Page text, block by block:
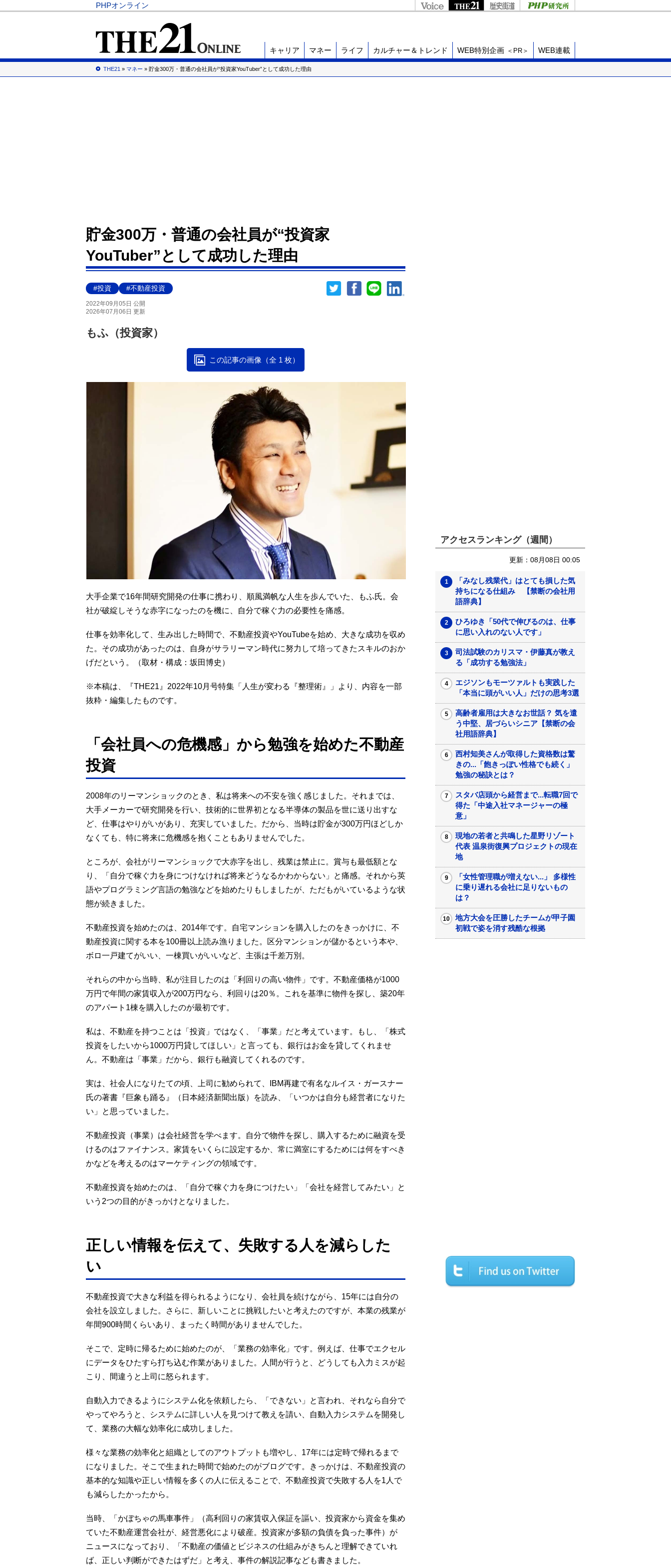
PHPオンライン
キャリア マネー ライフ カルチャー＆トレンド WEB特別企画 ＜PR＞ WEB連載
THE21 » マネー » 貯金300万・普通の会社員が“投資家YouTuber”として成功した理由
貯金300万・普通の会社員が“投資家
YouTuber”として成功した理由
#投資 #不動産投資
2022年09月05日 公開
2026年07月06日 更新
もふ（投資家）
この記事の画像（全 1 枚）
大手企業で16年間研究開発の仕事に携わり、順風満帆な人生を歩んでいた、もふ氏。会
社が破綻しそうな赤字になったのを機に、自分で稼ぐ力の必要性を痛感。
仕事を効率化して、生み出した時間で、不動産投資やYouTubeを始め、大きな成功を収め
た。その成功があったのは、自身がサラリーマン時代に努力して培ってきたスキルのおか
げだという。（取材・構成：坂田博史）
※本稿は、『THE21』2022年10月号特集「人生が変わる『整理術』」より、内容を一部
抜粋・編集したものです。
「会社員への危機感」から勉強を始めた不動産
投資
2008年のリーマンショックのとき、私は将来への不安を強く感じました。それまでは、
大手メーカーで研究開発を行い、技術的に世界初となる半導体の製品を世に送り出すな
ど、仕事はやりがいがあり、充実していました。だから、当時は貯金が300万円ほどしか
なくても、特に将来に危機感を抱くこともありませんでした。
ところが、会社がリーマンショックで大赤字を出し、残業は禁止に。賞与も最低額とな
り、「自分で稼ぐ力を身につけなければ将来どうなるかわからない」と痛感。それから英
語やプログラミング言語の勉強などを始めたりもしましたが、ただもがいているような状
態が続きました。
不動産投資を始めたのは、2014年です。自宅マンションを購入したのをきっかけに、不
動産投資に関する本を100冊以上読み漁りました。区分マンションが儲かるという本や、
ボロ一戸建てがいい、一棟買いがいいなど、主張は千差万別。
それらの中から当時、私が注目したのは「利回りの高い物件」です。不動産価格が1000
万円で年間の家賃収入が200万円なら、利回りは20％。これを基準に物件を探し、築20年
のアパート1棟を購入したのが最初です。
私は、不動産を持つことは「投資」ではなく、「事業」だと考えています。もし、「株式
投資をしたいから1000万円貸してほしい」と言っても、銀行はお金を貸してくれませ
ん。不動産は「事業」だから、銀行も融資してくれるのです。
実は、社会人になりたての頃、上司に勧められて、IBM再建で有名なルイス・ガースナー
氏の著書『巨象も踊る』（日本経済新聞出版）を読み、「いつかは自分も経営者になりた
い」と思っていました。
不動産投資（事業）は会社経営を学べます。自分で物件を探し、購入するために融資を受
けるのはファイナンス。家賃をいくらに設定するか、常に満室にするためには何をすべき
かなどを考えるのはマーケティングの領域です。
不動産投資を始めたのは、「自分で稼ぐ力を身につけたい」「会社を経営してみたい」と
いう2つの目的がきっかけとなりました。
正しい情報を伝えて、失敗する人を減らした
い
不動産投資で大きな利益を得られるようになり、会社員を続けながら、15年には自分の
会社を設立しました。さらに、新しいことに挑戦したいと考えたのですが、本業の残業が
年間900時間くらいあり、まったく時間がありませんでした。
そこで、定時に帰るために始めたのが、「業務の効率化」です。例えば、仕事でエクセル
にデータをひたすら打ち込む作業がありました。人間が行うと、どうしても入力ミスが起
こり、間違うと上司に怒られます。
自動入力できるようにシステム化を依頼したら、「できない」と言われ、それなら自分で
やってやろうと、システムに詳しい人を見つけて教えを請い、自動入力システムを開発し
て、業務の大幅な効率化に成功しました。
様々な業務の効率化と組織としてのアウトプットも増やし、17年には定時で帰れるまで
になりました。そこで生まれた時間で始めたのがブログです。きっかけは、不動産投資の
基本的な知識や正しい情報を多くの人に伝えることで、不動産投資で失敗する人を1人で
も減らしたかったから。
当時、「かぼちゃの馬車事件」（高利回りの家賃収入保証を謳い、投資家から資金を集め
ていた不動産運営会社が、経営悪化により破産。投資家が多額の負債を負った事件）が
ニュースになっており、「不動産の価値とビジネスの仕組みがきちんと理解できていれ
ば、正しい判断ができたはずだ」と考え、事件の解説記事なども書きました。
アクセスランキング（週間）
更新：08月08日 00:05
「みなし残業代」はとても損した気
持ちになる仕組み 【禁断の会社用
語辞典】
ひろゆき「50代で伸びるのは、仕事
に思い入れのない人です」
司法試験のカリスマ・伊藤真が教え
る「成功する勉強法」
エジソンもモーツァルトも実践した
「本当に頭がいい人」だけの思考3選
高齢者雇用は大きなお世話？ 気を遣
う中堅、居づらいシニア【禁断の会
社用語辞典】
西村知美さんが取得した資格数は驚
きの...「飽きっぽい性格でも続く」
勉強の秘訣とは？
スタバ店頭から経営まで...転職7回で
得た「中途入社マネージャーの極
意」
現地の若者と共鳴した星野リゾート
代表 温泉街復興プロジェクトの現在
地
「女性管理職が増えない...」 多様性
に乗り遅れる会社に足りないもの
は？
地方大会を圧勝したチームが甲子園
初戦で姿を消す残酷な根拠